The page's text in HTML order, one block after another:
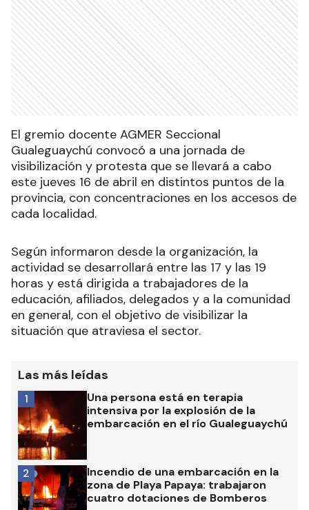
El gremio docente AGMER Seccional
Gualeguaychú convocó a una jornada de
visibilización y protesta que se llevará a cabo
este jueves 16 de abril en distintos puntos de la
provincia, con concentraciones en los accesos de
cada localidad.
Según informaron desde la organización, la
actividad se desarrollará entre las 17 y las 19
horas y está dirigida a trabajadores de la
educación, afiliados, delegados y a la comunidad
en general, con el objetivo de visibilizar la
situación que atraviesa el sector.
Las más leídas
Una persona está en terapia
intensiva por la explosión de la
embarcación en el río Gualeguaychú
1
Incendio de una embarcación en la
zona de Playa Papaya: trabajaron
cuatro dotaciones de Bomberos
2